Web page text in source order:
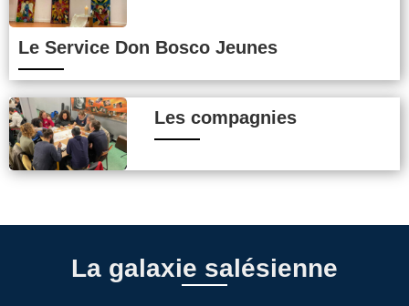
Le Service Don Bosco Jeunes
Les compagnies
La galaxie salésienne